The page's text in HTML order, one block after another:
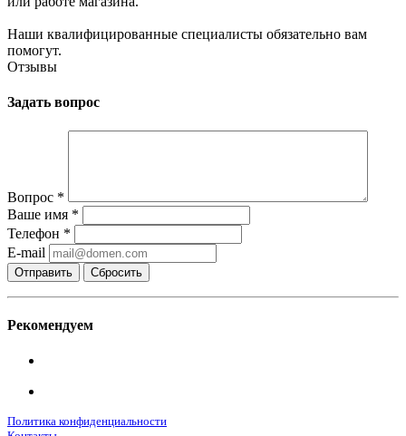
Наши квалифицированные специалисты обязательно вам
помогут.
Отзывы
Задать вопрос
Вопрос *
Ваше имя *
Телефон *
E-mail
Сбросить
Рекомендуем
Политика конфиденциальности